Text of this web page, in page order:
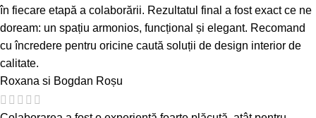
în fiecare etapă a colaborării. Rezultatul final a fost exact ce ne
doream: un spațiu armonios, funcțional și elegant. Recomand
cu încredere pentru oricine caută soluții de design interior de
calitate.
Roxana si Bogdan Roșu